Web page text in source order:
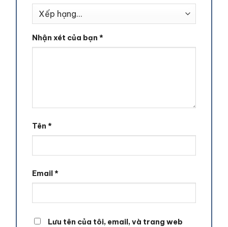
Nhận xét của bạn *
Tên *
Email*
Lưu tên của tôi, email, và trang web